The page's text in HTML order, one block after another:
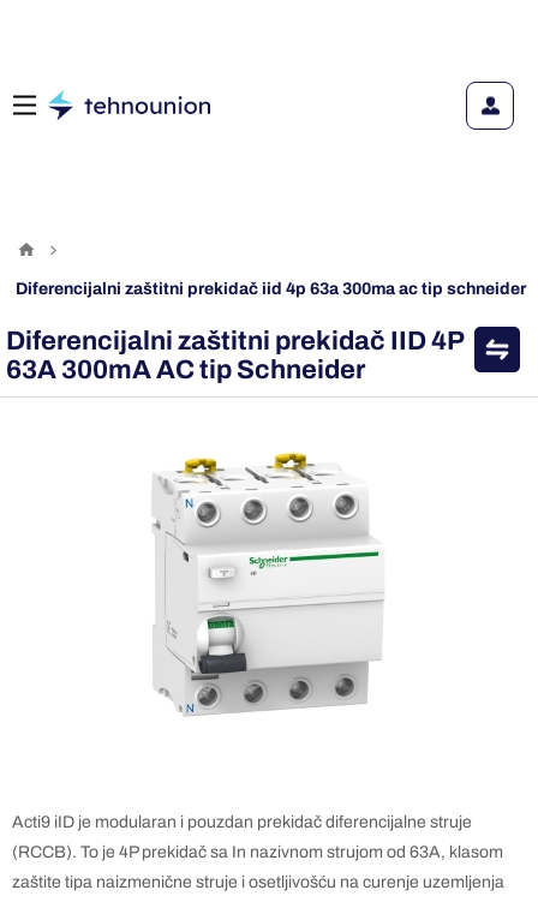
diferencijalni zaštitni prekidač iid 4p 63a 300ma ac tip schneider
Diferencijalni zaštitni prekidač IID 4P
63A 300mA AC tip Schneider
Acti9 iID je modularan i pouzdan prekidač diferencijalne struje
(RCCB). To je 4P prekidač sa In nazivnom strujom od 63A, klasom
zaštite tipa naizmenične struje i osetljivošću na curenje uzemljenja